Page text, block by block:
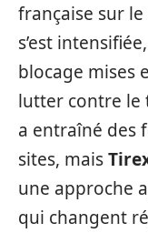
française sur
s’est
blocage mises
lutter contre le
a entraîné des
sites, mais
une approche
qui changent